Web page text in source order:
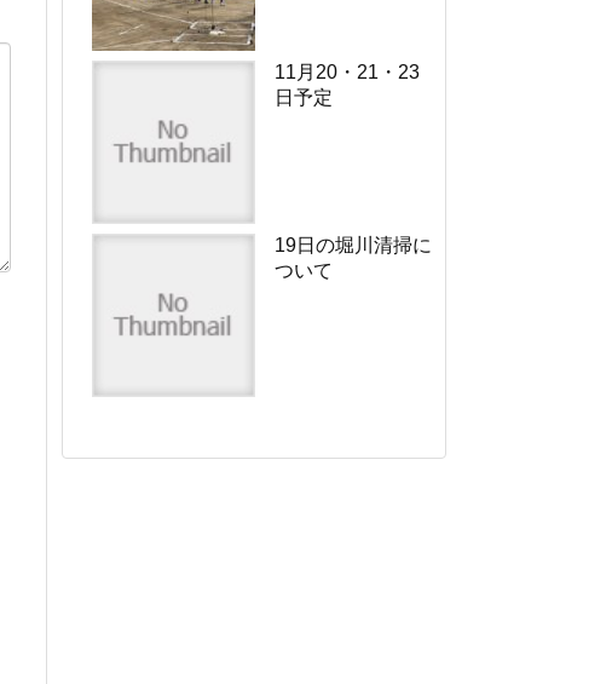
11月20・21・23
日予定
19日の堀川清掃に
ついて